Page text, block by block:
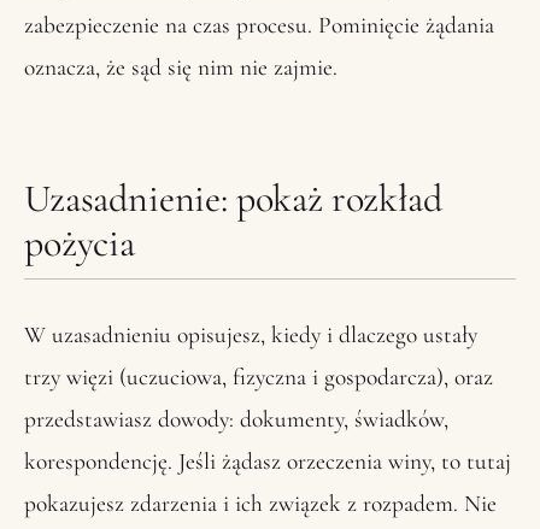
zabezpieczenie na czas procesu. Pominięcie żądania
oznacza, że sąd się nim nie zajmie.
Uzasadnienie: pokaż rozkład
pożycia
W uzasadnieniu opisujesz, kiedy i dlaczego ustały
trzy więzi (uczuciowa, fizyczna i gospodarcza), oraz
przedstawiasz dowody: dokumenty, świadków,
korespondencję. Jeśli żądasz orzeczenia winy, to tutaj
pokazujesz zdarzenia i ich związek z rozpadem. Nie